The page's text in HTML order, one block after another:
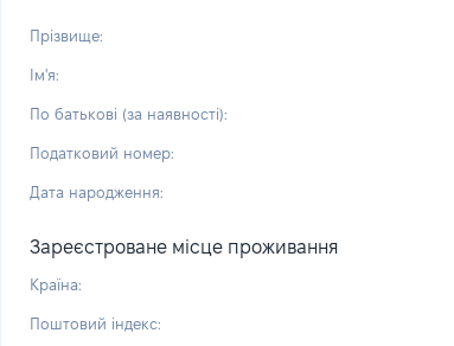
Прізвище:
Ім'я:
По батькові (за наявності):
Податковий номер:
Дата народження:
Зареєстроване місце проживання
Країна:
Поштовий індекс: